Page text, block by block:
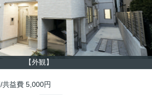
【外観】
益費 5,000円